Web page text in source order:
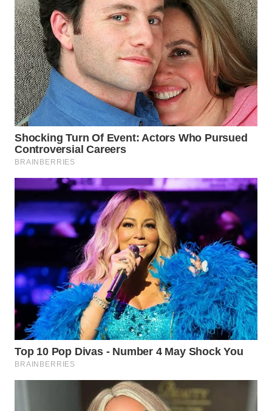
SIMALUNGUN
WN
LABUHANBATU
WN
TAPANULI
TENGAH
WN DELI
SERDANG
WN
TEBING
TINGGI
WN
KARAWANG
WN
BEKASI
WN